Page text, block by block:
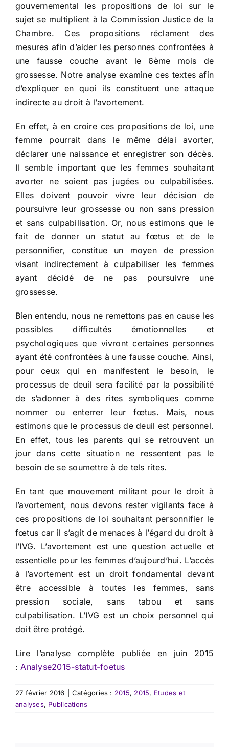
gouvernemental les propositions de loi sur le
sujet se multiplient à la Commission Justice de la
Chambre. Ces propositions réclament des
mesures afin d’aider les personnes confrontées à
une fausse couche avant le 6ème mois de
grossesse. Notre analyse examine ces textes afin
d’expliquer en quoi ils constituent une attaque
indirecte au droit à l’avortement.
En effet, à en croire ces propositions de loi, une
femme pourrait dans le même délai avorter,
déclarer une naissance et enregistrer son décès.
Il semble important que les femmes souhaitant
avorter ne soient pas jugées ou culpabilisées.
Elles doivent pouvoir vivre leur décision de
poursuivre leur grossesse ou non sans pression
et sans culpabilisation. Or, nous estimons que le
fait de donner un statut au fœtus et de le
personnifier, constitue un moyen de pression
visant indirectement à culpabiliser les femmes
ayant décidé de ne pas poursuivre une
grossesse.
Bien entendu, nous ne remettons pas en cause les
possibles difficultés émotionnelles et
psychologiques que vivront certaines personnes
ayant été confrontées à une fausse couche. Ainsi,
pour ceux qui en manifestent le besoin, le
processus de deuil sera facilité par la possibilité
de s’adonner à des rites symboliques comme
nommer ou enterrer leur fœtus. Mais, nous
estimons que le processus de deuil est personnel.
En effet, tous les parents qui se retrouvent un
jour dans cette situation ne ressentent pas le
besoin de se soumettre à de tels rites.
En tant que mouvement militant pour le droit à
l’avortement, nous devons rester vigilants face à
ces propositions de loi souhaitant personnifier le
fœtus car il s’agit de menaces à l’égard du droit à
l’IVG. L’avortement est une question actuelle et
essentielle pour les femmes d’aujourd’hui. L’accès
à l’avortement est un droit fondamental devant
être accessible à toutes les femmes, sans
pression sociale, sans tabou et sans
culpabilisation. L’IVG est un choix personnel qui
doit être protégé.
Lire l’analyse complète publiée en juin 2015
:Analyse2015-statut-foetus
27 février 2016 Catégories : 2015, 2015, Etudes et
analyses, Publications